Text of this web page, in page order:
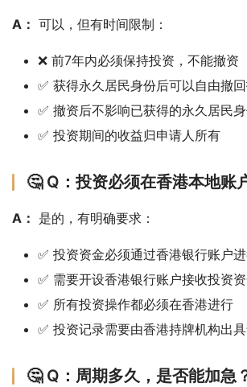
A： 可以，但有时间限制：
❌ 前7年内必须保持投资，不能撤资
✅ 获得永久居民身份后可以自由撤
✅ 撤资后不影响已获得的永久居民
✅ 投资期间的收益归申请人所有
🤔 Q：投资必须在香港本地账
A： 是的，有明确要求：
✅ 投资资金必须通过香港银行账户
✅ 需要开设香港银行账户接收投资
✅ 所有投资操作都必须在香港进行
✅ 投资记录需要由香港持牌机构出
🤔 Q：周期多久，是否能加急